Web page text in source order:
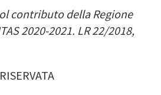
contributo della Regione
2020-2021. LR 22/2018,